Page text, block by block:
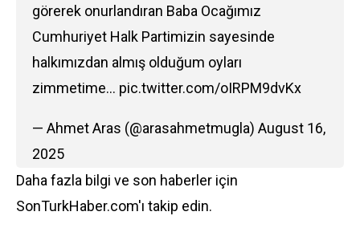
görerek onurlandıran Baba Ocağımız
Cumhuriyet Halk Partimizin sayesinde
halkımızdan almış olduğum oyları
zimmetime… pic.twitter.com/oIRPM9dvKx
— Ahmet Aras (@arasahmetmugla) August 16,
2025
Daha fazla bilgi ve son haberler için
SonTurkHaber.com'ı takip edin.